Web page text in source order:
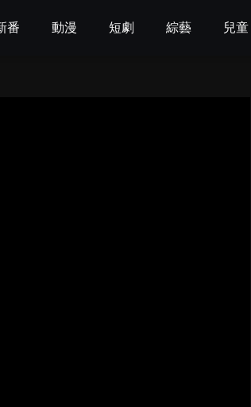
番 動漫 短劇 綜藝 兒童